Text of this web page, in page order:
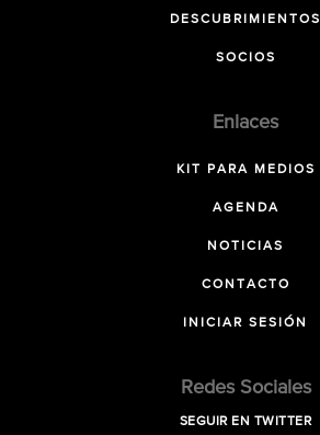
DESCUBRIMIENTOS
SOCIOS
Enlaces
KIT PARA MEDIOS
AGENDA
NOTICIAS
CONTACTO
INICIAR SESIÓN
Redes Sociales
SEGUIR EN TWITTER